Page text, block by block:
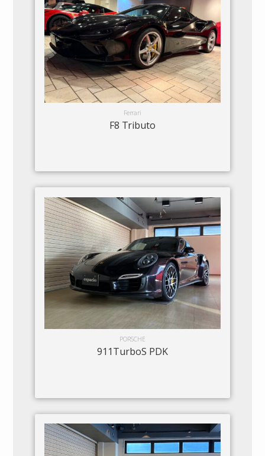
Ferrari
F8 Tributo
PORSCHE
911TurboS PDK